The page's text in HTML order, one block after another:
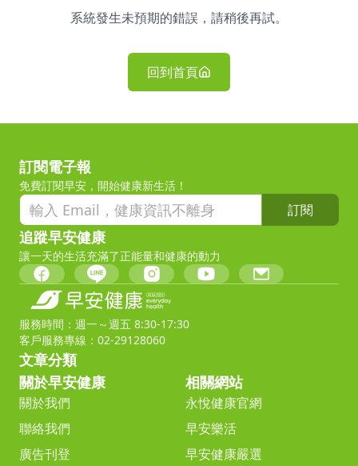
系統發生未預期的錯誤，請稍後再試。
回到首頁
訂閱電子報
免費訂閱早安，開始健康新生活！
訂閱
追蹤早安健康
讓一天的生活充滿了正能量和健康的動力
服務時間：週一～週五 8:30-17:30
客戶服務專線：02-29128060
文章分類
關於早安健康
關於我們
聯絡我們
廣告刊登
相關網站
永悅健康官網
早安樂活
早安健康嚴選